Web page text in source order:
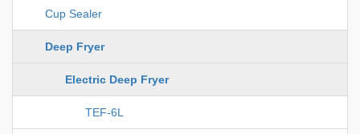
Cup Sealer
Deep Fryer
Electric Deep Fryer
TEF-6L